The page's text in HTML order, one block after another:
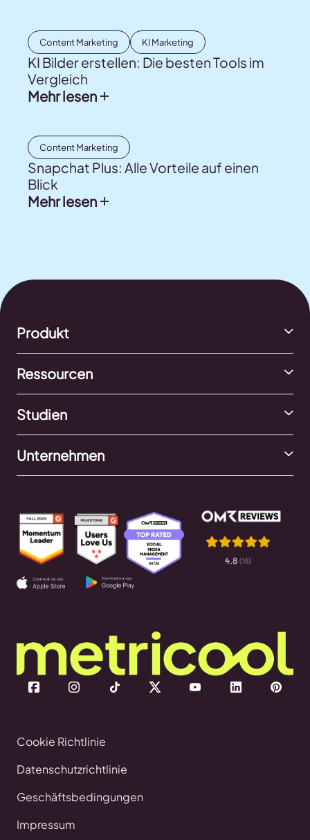
Content Marketing KI Marketing
KI Bilder erstellen: Die besten Tools im
Vergleich
Mehr lesen
Content Marketing
Snapchat Plus: Alle Vorteile auf einen
Blick
Mehr lesen
Produkt
Ressourcen
Studien
Unternehmen
Cookie Richtlinie
Datenschutzrichtlinie
Geschäftsbedingungen
Impressum